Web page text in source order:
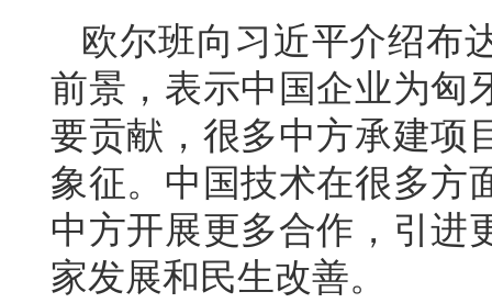
欧尔班向习近平介绍布
前景，表示中国企业为匈
要贡献，很多中方承建项
象征。中国技术在很多方
中方开展更多合作，引进
家发展和民生改善。